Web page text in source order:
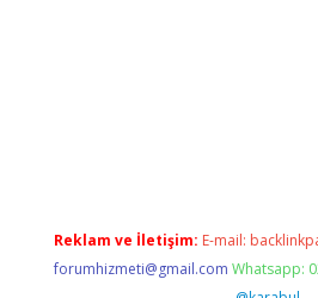
Reklam ve İletişim: E-mail:
forumhizmeti@gmail.com Whatsapp: